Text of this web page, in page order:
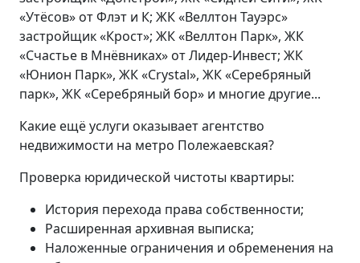
«Утёсов» от Флэт и К; ЖК «Веллтон Тауэрс»
застройщик «Крост»; ЖК «Веллтон Парк», ЖК
«Счастье в Мнёвниках» от Лидер-Инвест; ЖК
«Юнион Парк», ЖК «Crystal», ЖК «Серебряный
парк», ЖК «Серебряный бор» и многие другие...
Какие ещё услуги оказывает агентство
недвижимости на метро Полежаевская?
Проверка юридической чистоты квартиры:
История перехода права собственности;
Расширенная архивная выписка;
Наложенные ограничения и обременения на